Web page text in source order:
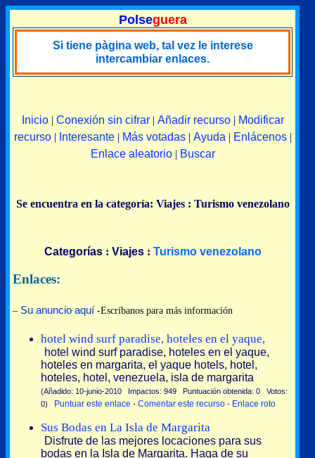
Polseguera
Si tiene pàgina web, tal vez le interese
intercambiar enlaces.
Inicio| Conexión sin cifrar| Añadir recurso| Modificar
recurso| Interesante| Más votadas| Ayuda | Enlácenos|
Enlace aleatorio| Buscar
Se encuentra en la categoría: Viajes : Turismo venezolano
Categorías: Viajes: Turismo venezolano
Enlaces:
– Su anuncio aquí -Escríbanos para más información
hotel wind surf paradise, hoteles en el yaque,
hotel wind surf paradise, hoteles en el yaque,
hoteles en margarita, el yaque hotels, hotel,
hoteles, hotel, venezuela, isla de margarita
(Añadido: 10-junio-2010 Impactos: 949 Puntuación obtenida: 0 Votos:
0)
Puntuar este enlace - Comentar este recurso - Enlace roto
Sus Bodas en La Isla de Margarita
Disfrute de las mejores locaciones para sus
bodas en la Isla de Margarita. Haga de su